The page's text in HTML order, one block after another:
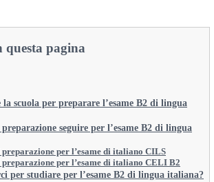
questa pagina
la scuola per preparare l’esame B2 di lingua
seguire per l’esame B2 di lingua
per l’esame di italiano CILS
per l’esame di italiano CELI B2
per studiare per l’esame B2 di lingua italiana?